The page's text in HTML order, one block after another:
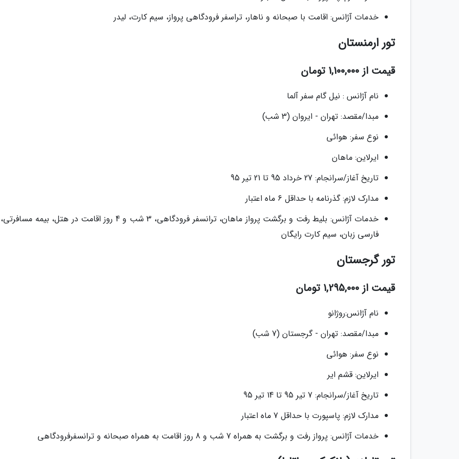
خدمات آژانس: اقامت با صبحانه و ناهار، تراسفر فرودگاهی پرواز، سیم کارت، لیدر
تور ارمنستان
قیمت از 1,100,000 تومان
نام آژانس : نیل گام سفر آلما
مبدا/مقصد: تهران - ایروان (3 شب)
نوع سفر: هوائی
ایرلاین: ماهان
تاریخ آغاز/سرانجام: 27 خرداد 95 تا 21 تیر 95
مدارک لازم: گذرنامه با حداقل 6 ماه اعتبار
خدمات آژانس: بلیط رفت و برگشت پرواز ماهان، ترانسفر فرودگاهی، 3 شب و 4 روز اقامت در هتل، بیمه
فارسی زبان، سیم کارت رایگان
تور گرجستان
قیمت از 1,295,000 تومان
نام آژانس:روژانو
مبدا/مقصد: تهران - گرجستان (7 شب)
نوع سفر: هوائی
ایرلاین: قشم ایر
تاریخ آغاز/سرانجام: 7 تیر 95 تا 14 تیر 95
مدارک لازم: پاسپورت با حداقل 7 ماه اعتبار
خدمات آژانس: پرواز رفت و برگشت به همراه 7 شب و 8 روز اقامت به همراه صبحانه و ترانسفرفرودگاهی